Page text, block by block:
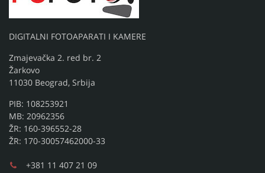
DIGITALNI FOTOAPARATI I KAMERE
Zmajevačka 2. red br. 2
Žarkovo
11030 Beograd, Srbija
PIB: 108253921
MB: 20962356
ŽR: 160-396552-28
ŽR: 170-30057462000-33
+381 11 407 21 09